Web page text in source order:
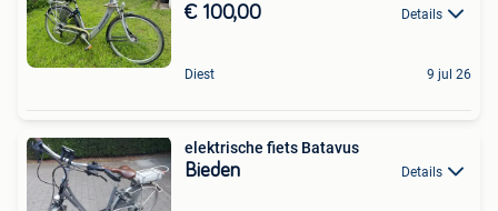
€ 100,00 Details
Diest 9 jul 26
elektrische fiets Batavus
Bieden Details